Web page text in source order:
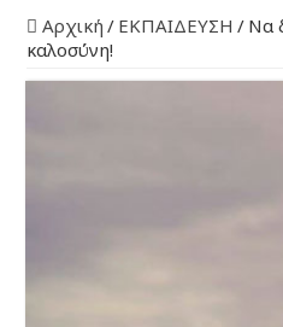
Αρχική / ΕΚΠΑΙΔΕΥΣΗ / Να
καλοσύνη!